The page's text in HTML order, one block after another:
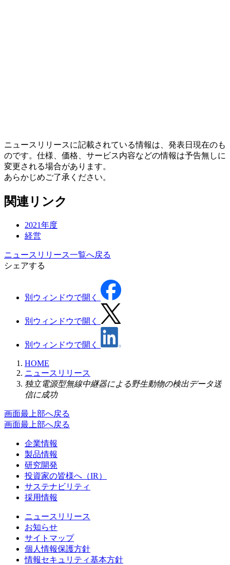
ニュースリリースに記載されている情報は、発表日現在のも
のです。仕様、価格、サービス内容などの情報は予告無しに
変更される場合があります。
あらかじめご了承ください。
関連リンク
2021年度
経営
ニュースリリース一覧へ戻る
シェアする
別ウィンドウで開く
別ウィンドウで開く
別ウィンドウで開く
HOME
ニュースリリース
独立電源型無線中継器による野生動物の検出データ送
信に成功
画面最上部へ戻る
画面最上部へ戻る
企業情報
製品情報
研究開発
投資家の皆様へ（IR）
サステナビリティ
採用情報
ニュースリリース
お知らせ
サイトマップ
個人情報保護方針
情報セキュリティ基本方針